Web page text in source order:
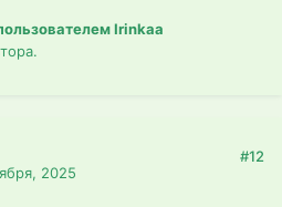
Irinkaa
2025
#12